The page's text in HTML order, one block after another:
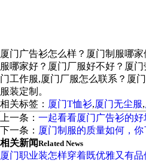
厦门广告衫怎么样？厦门制服哪
服哪家好？厦门厂服好不好？厦
门工作服,厦门厂服怎么联系？厦
服装定制。
相关标签： 厦门T恤衫,厦门无尘服,
上一条： 一起看看厦门广告衫的
下一条： 厦门制服的质量如何，你
相关新闻Related News
厦门职业装怎样穿着既优雅又有品